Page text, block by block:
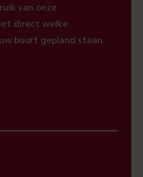
van onze
direct welke
buurt gepland staan.